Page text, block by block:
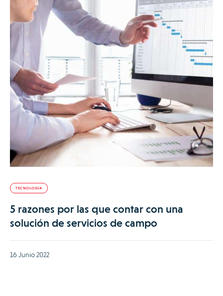
TECNOLOGÍA
5 razones por las que contar con una
solución de servicios de campo
16 Junio 2022